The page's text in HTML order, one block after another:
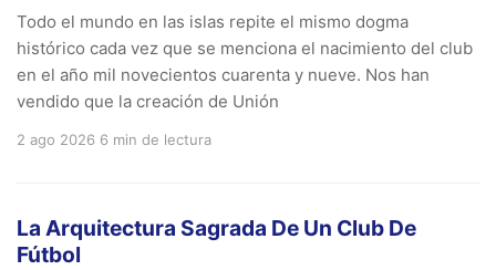
Todo el mundo en las islas repite el mismo dogma
histórico cada vez que se menciona el nacimiento del club
en el año mil novecientos cuarenta y nueve. Nos han
vendido que la creación de Unión
2 ago 2026 6 min de lectura
La Arquitectura Sagrada De Un Club De
Fútbol